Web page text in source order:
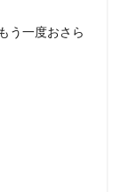
う一度おさら